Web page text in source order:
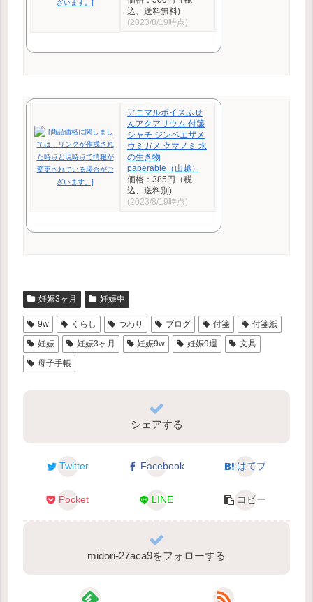
込、送料無料)
(2023/8/19時点)
アニマルボイスふせ
んアクアリウム 付箋
シャチ ジンベエザメ
ウミガメ クマノミ 水
の生き物
paperable（山越）
価格：385円（税
込、送料別)
(2023/8/19時点)
妊娠3ヶ月 妊娠中
9w くらし つわり ブログ 付箋
付箋紙
妊娠
妊娠3ヶ月 妊娠9w 妊娠9週
文具
母子手帳
シェアする
Twitter Facebook はてブ
Pocket LINE コピー
midori-27aca9をフォローする